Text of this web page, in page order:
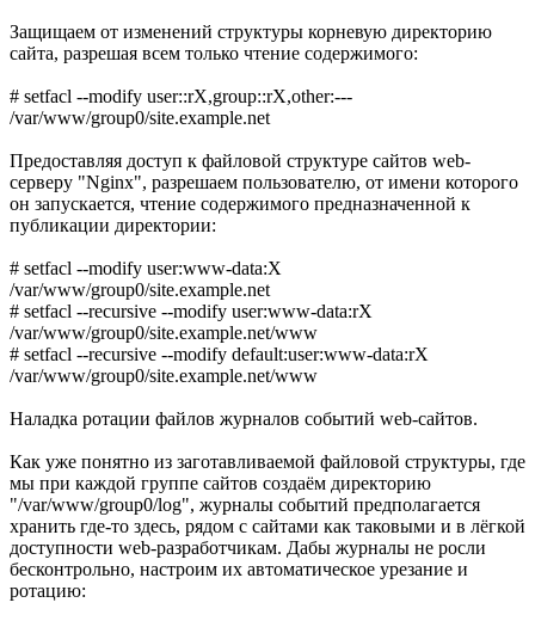
Защищаем от изменений структуры корневую директорию
сайта, разрешая всем только чтение содержимого:
# setfacl --modify user::rX,group::rX,other:---
/var/www/group0/site.example.net
Предоставляя доступ к файловой структуре сайтов web-
серверу "Nginx", разрешаем пользователю, от имени которого
он запускается, чтение содержимого предназначенной к
публикации директории:
# setfacl --modify user:www-data:X
/var/www/group0/site.example.net
# setfacl --recursive --modify user:www-data:rX
/var/www/group0/site.example.net/www
# setfacl --recursive --modify default:user:www-data:rX
/var/www/group0/site.example.net/www
Наладка ротации файлов журналов событий web-сайтов.
Как уже понятно из заготавливаемой файловой структуры, где
мы при каждой группе сайтов создаём директорию
"/var/www/group0/log", журналы событий предполагается
хранить где-то здесь, рядом с сайтами как таковыми и в лёгкой
доступности web-разработчикам. Дабы журналы не росли
бесконтрольно, настроим их автоматическое урезание и
ротацию: